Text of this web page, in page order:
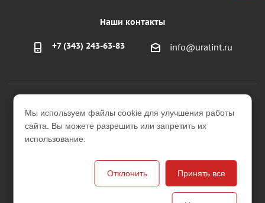
Наши контакты
+7 (343) 243-63-83 info@uralint.ru
2026 © ООО "УралИнтерьер"
Интернет-магазин строительных и отделочных
Версия для печати
Мы используем файлы cookie для улучшения работы
сайта. Вы можете разрешить или запретить их
использование.
Отклонить Принять все